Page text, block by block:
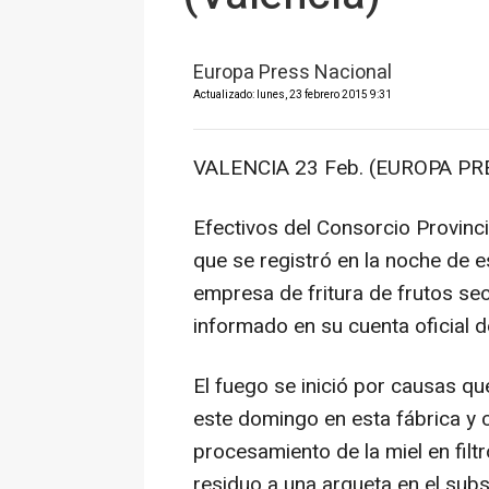
Europa Press Nacional
Actualizado: lunes, 23 febrero 2015 9:31
VALENCIA 23 Feb. (EUROPA
Efectivos del Consorcio
que se registró en la noche de
empresa de fritura de frutos
informado en su cuenta oficial
El fuego se inició por causas
este domingo en esta fábrica y
procesamiento de la miel en